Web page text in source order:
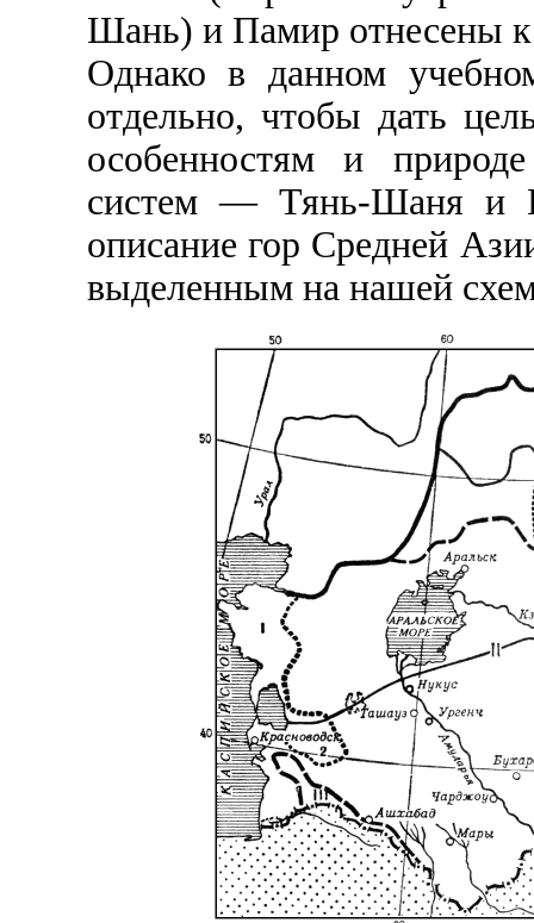
Шань) и Памир отнесены к
Однако в данном
отдельно, чтобы дать
особенностям и
систем — Тянь-Шаня и
описание гор Средней
выделенным на нашей